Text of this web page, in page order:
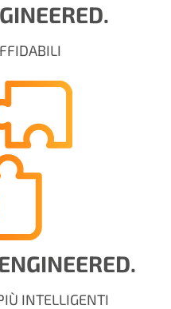
INTELLIGENTI